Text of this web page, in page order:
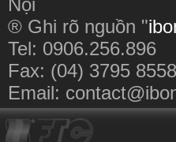
Nội
® Ghi rõ nguồn "
Tel: 0906.256.896
Fax: (04) 3795 8558
Email: